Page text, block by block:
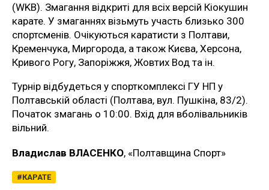
(WKB). Змагання відкриті для всіх версій Кіокушин
карате. У змаганнях візьмуть участь близько 300
спортсменів. Очікуються каратисти з Полтави,
Кременчука, Миргорода, а також Києва, Херсона,
Кривого Рогу, Запоріжжя, Жовтих Вод та ін.
Турнір відбудеться у спорткомплексі ГУ НП у
Полтавській області (Полтава, вул. Пушкіна, 83/2).
Початок змагань о 10:00. Вхід для вболівальників
вільний.
Владислав ВЛАСЕНКО, «Полтавщина Спорт»
КАРАТЕ